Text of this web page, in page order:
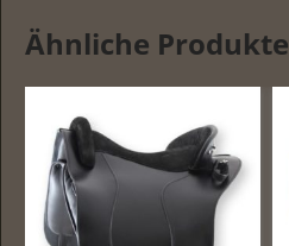
Ähnliche Produkte